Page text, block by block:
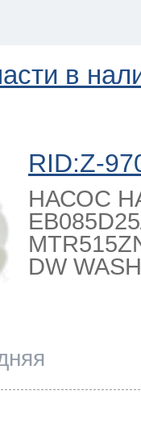
в
RID:Z-
НАСОС
DW